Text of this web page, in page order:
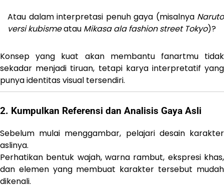
Atau dalam interpretasi penuh gaya (misalnya Naruto
versi kubismeatau Mikasa ala fashion street Tokyo)?
Konsep yang kuat akan membantu fanartmu tidak
sekadar menjadi tiruan, tetapi karya interpretatif yang
punya identitas visual tersendiri.
2. Kumpulkan Referensi dan Analisis Gaya Asli
Sebelum mulai menggambar, pelajari desain karakter
aslinya.
Perhatikan bentuk wajah, warna rambut, ekspresi khas,
dan elemen yang membuat karakter tersebut mudah
dikenali.